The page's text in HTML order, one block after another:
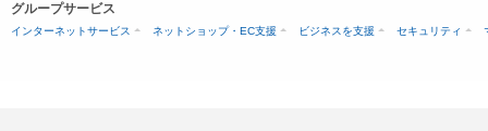
グループサービス
インターネットサービス ネットショップ・EC支援 ビジネスを支援 セキュリティ